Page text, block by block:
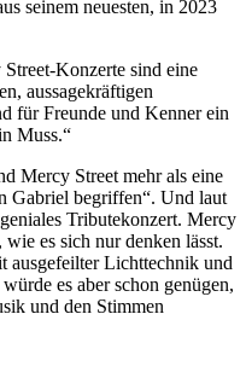
seinem neuesten, in 2023
Konzerte sind eine
aussagekräftigen
für Freunde und Kenner ein
Muss.“
Mercy Street mehr als eine
Gabriel begriffen“. Und laut
Tributekonzert. Mercy
es sich nur denken lässt.
ausgefeilter Lichttechnik und
es aber schon genügen,
und den Stimmen